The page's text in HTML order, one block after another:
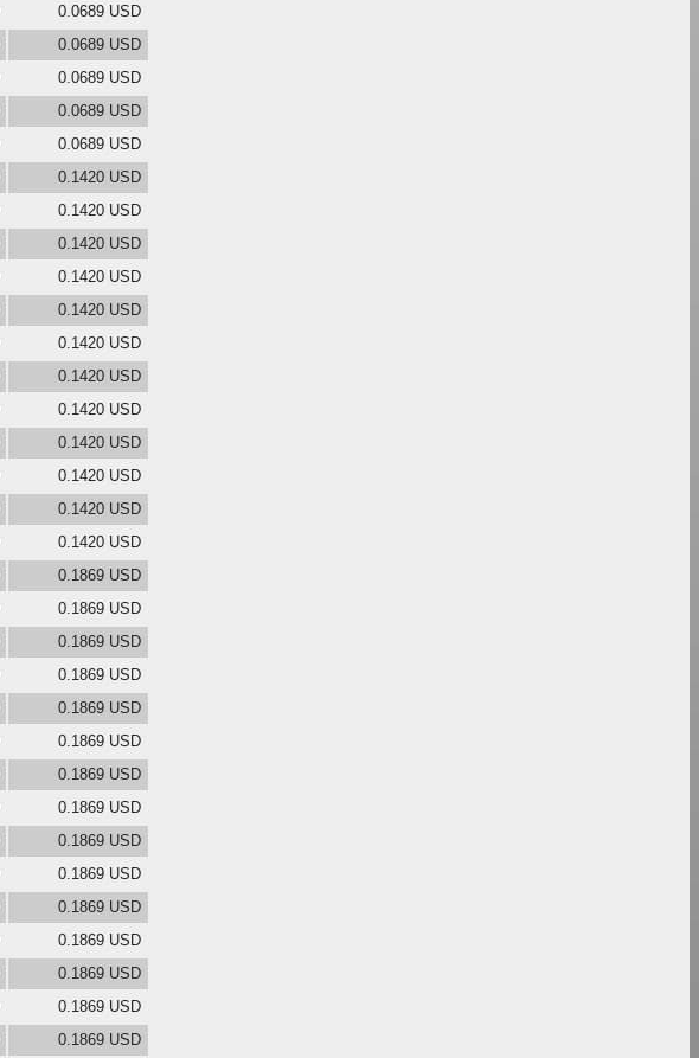
0.0689 USD
0.0689 USD
0.0689 USD
0.0689 USD
0.0689 USD
0.1420 USD
0.1420 USD
0.1420 USD
0.1420 USD
0.1420 USD
0.1420 USD
0.1420 USD
0.1420 USD
0.1420 USD
0.1420 USD
0.1420 USD
0.1420 USD
0.1869 USD
0.1869 USD
0.1869 USD
0.1869 USD
0.1869 USD
0.1869 USD
0.1869 USD
0.1869 USD
0.1869 USD
0.1869 USD
0.1869 USD
0.1869 USD
0.1869 USD
0.1869 USD
0.1869 USD